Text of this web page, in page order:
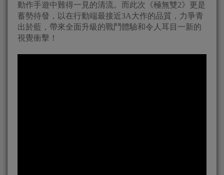
動作手遊中難得一見的清流。而此次《極無雙2》更是
蓄勢待發，以在行動端最接近3A大作的品質，力爭青
出於藍，帶來全面升級的戰鬥體驗和令人耳目一新的
視覺衝擊！